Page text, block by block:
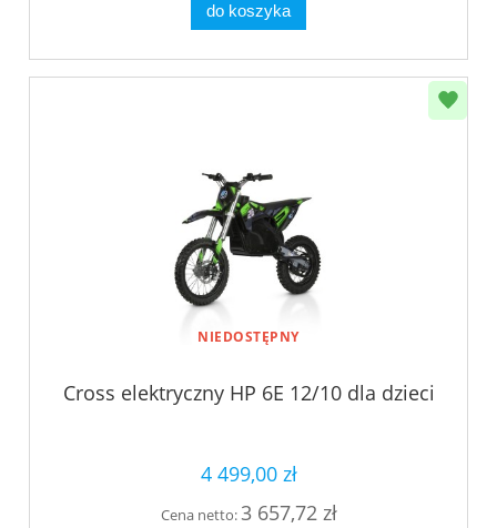
do koszyka
NIEDOSTĘPNY
Cross elektryczny HP 6E 12/10 dla dzieci
4 499,00 zł
Cena netto:3 657,72 zł